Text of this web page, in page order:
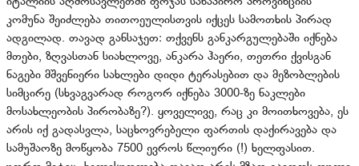
კომუნა შეიძლება თითოეულისთვის იქცეს სამოთხის პირად
ადგილად. თავად განსაჯეთ: თქვენს განკარგულებაში იქნება
მთები, ზღვასთან სიახლოვე, ანკარა ჰაერი, თეთრი ქვისგან
ნაგები მშვენიერი სახლები დიდი ტერასებით და მეზობლების
სიმცირე (სხვაგვარად როგორ იქნება 3000-ზე ნაკლები
მოსახლეობის პირობაზე?). ყოველივე, რაც კი მოითხოვება, ეს
არის იქ გადასვლა, საცხოვრებელი ფართის დაქირავება და
სამუშაოზე მოწყობა 7500 ევროს წლიური (!) ხელფასით.